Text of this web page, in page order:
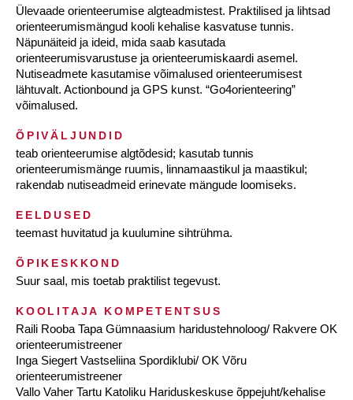
Ülevaade orienteerumise algteadmistest. Praktilised ja lihtsad
orienteerumismängud kooli kehalise kasvatuse tunnis.
Näpunäiteid ja ideid, mida saab kasutada
orienteerumisvarustuse ja orienteerumiskaardi asemel.
Nutiseadmete kasutamise võimalused orienteerumisest
lähtuvalt. Actionbound ja GPS kunst. “Go4orienteering”
võimalused.
ÕPIVÄLJUNDID
teab orienteerumise algtõdesid; kasutab tunnis
orienteerumismänge ruumis, linnamaastikul ja maastikul;
rakendab nutiseadmeid erinevate mängude loomiseks.
EELDUSED
teemast huvitatud ja kuulumine sihtrühma.
ÕPIKESKKOND
Suur saal, mis toetab praktilist tegevust.
KOOLITAJA KOMPETENTSUS
Raili Rooba Tapa Gümnaasium haridustehnoloog/ Rakvere OK
orienteerumistreener
Inga Siegert Vastseliina Spordiklubi/ OK Võru
orienteerumistreener
Vallo Vaher Tartu Katoliku Hariduskeskuse õppejuht/kehalise